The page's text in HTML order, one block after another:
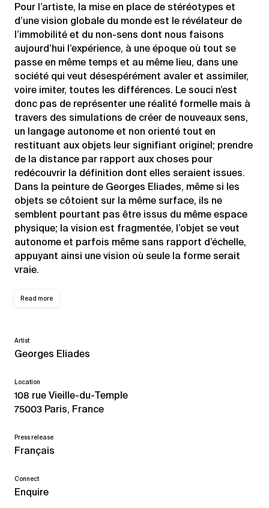
Pour l’artiste, la mise en place de stéréotypes et
d’une vision globale du monde est le révélateur de
l’immobilité et du non-sens dont nous faisons
aujourd’hui l’expérience, à une époque où tout se
passe en même temps et au même lieu, dans une
société qui veut désespérément avaler et assimiler,
voire imiter, toutes les différences. Le souci n’est
donc pas de représenter une réalité formelle mais à
travers des simulations de créer de nouveaux sens,
un langage autonome et non orienté tout en
restituant aux objets leur signifiant originel; prendre
de la distance par rapport aux choses pour
redécouvrir la définition dont elles seraient issues.
Dans la peinture de Georges Eliades, même si les
objets se côtoient sur la même surface, ils ne
semblent pourtant pas être issus du même espace
physique; la vision est fragmentée, l’objet se veut
autonome et parfois même sans rapport d’échelle,
appuyant ainsi une vision où seule la forme serait
vraie.
Read more
Artist
Georges Eliades
Location
108 rue Vieille-du-Temple
75003 Paris, France
Press release
Français
Connect
Enquire